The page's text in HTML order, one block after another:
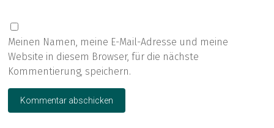
Meinen Namen, meine E-Mail-Adresse und meine
Website in diesem Browser, für die nächste
Kommentierung, speichern.